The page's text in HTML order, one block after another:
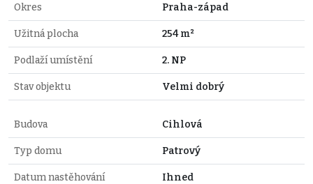
Okres Praha-západ
Užitná plocha 254 m²
Podlaží umístění 2. NP
Stav objektu Velmi dobrý
Budova Cihlová
Typ domu Patrový
Datum nastěhování Ihned